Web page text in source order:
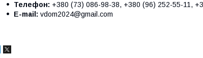
Телефон: +380 (73) 086-98-38, +380 (96) 252-55-11,
E-mail: vdom2024@gmail.com